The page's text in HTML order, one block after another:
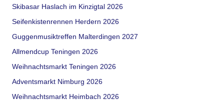
Skibasar Haslach im Kinzigtal 2026
Seifenkistenrennen Herdern 2026
Guggenmusiktreffen Malterdingen 2027
Allmendcup Teningen 2026
Weihnachtsmarkt Teningen 2026
Adventsmarkt Nimburg 2026
Weihnachtsmarkt Heimbach 2026